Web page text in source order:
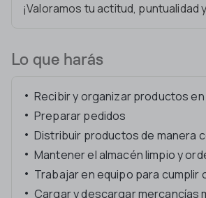
¡Valoramos tu actitud, puntualidad
Lo que harás
Recibir y organizar productos en
Preparar pedidos
Distribuir productos de manera
Mantener el almacén limpio y
Trabajar en equipo para cumplir
Cargar y descargar mercancías